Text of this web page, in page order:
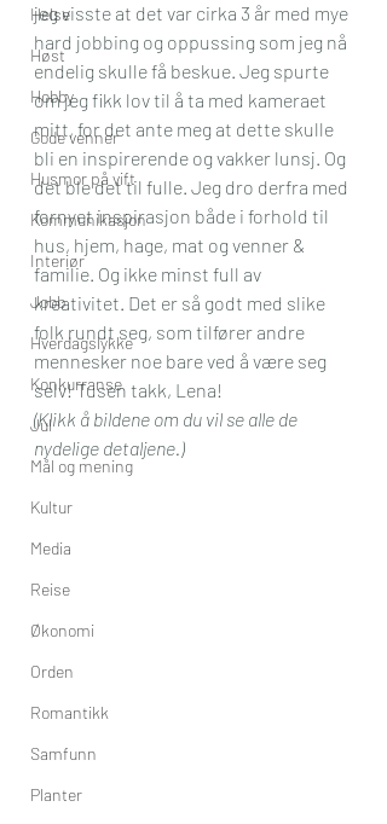
Helse
Høst
Hobby
Gode venner
Husmor på vift
Kommunikasjon
Interiør
Jobb
Hverdagslykke
Konkurranse
Jul
Mål og mening
Kultur
Media
Reise
Økonomi
Orden
Romantikk
Samfunn
Planter
jeg visste at det var cirka 3 år med mye
hard jobbing og oppussing som jeg nå
endelig skulle få beskue. Jeg spurte
om jeg fikk lov til å ta med kameraet
mitt, for det ante meg at dette skulle
bli en inspirerende og vakker lunsj. Og
det ble det til fulle. Jeg dro derfra med
fornyet inspirasjon både i forhold til
hus, hjem, hage, mat og venner &
familie. Og ikke minst full av
kreativitet. Det er så godt med slike
folk rundt seg, som tilfører andre
mennesker noe bare ved å være seg
selv! Tusen takk, Lena!
(Klikk å bildene om du vil se alle de
nydelige detaljene.)